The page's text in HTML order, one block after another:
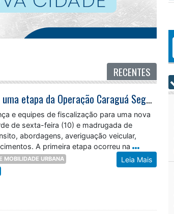
RECENTES
Comitê de Segurança se reúne para mais uma etapa da Operação Caraguá Segura
e equipes de fiscalização para uma nova
de sexta-feira (10) e madrugada de
abordagens, averiguação veicular,
A primeira etapa ocorreu na
Leia Mais
MOBILIDADE URBANA